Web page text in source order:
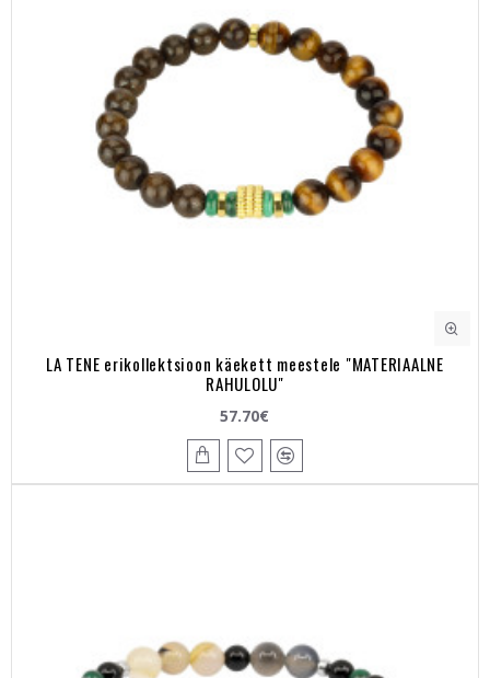
LA TENE erikollektsioon käekett meestele "MATERIAALNE
RAHULOLU"
57.70€